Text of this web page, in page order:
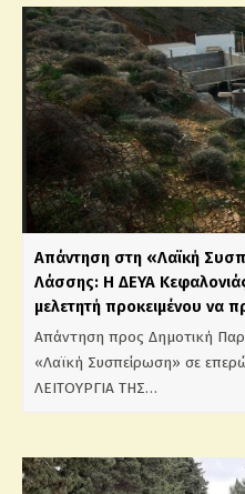
Απάντηση στη «Λαϊκή
Λάσσης: Η ΔΕΥΑ
μελετητή προκειμένου να
Απάντηση προς Δημοτική
«Λαϊκή Συσπείρωση» σε
ΛΕΙΤΟΥΡΓΙΑ ΤΗΣ…